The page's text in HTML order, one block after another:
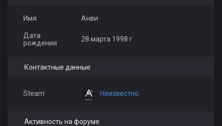
Имя Анви
Дата
рождения
28 марта 1998 г
Контактные данные
Steam Неизвестно
Активность на форуме